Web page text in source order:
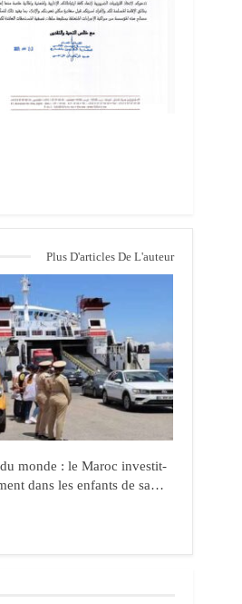
Plus D'articles De L'auteur
monde : le Maroc investit-
dans les enfants de sa…